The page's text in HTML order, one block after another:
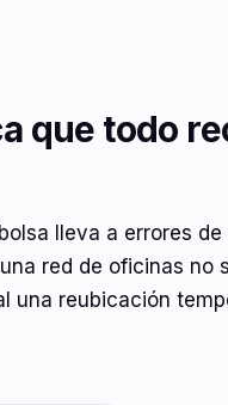
que todo
lleva a errores
red de oficinas no
una reubicación